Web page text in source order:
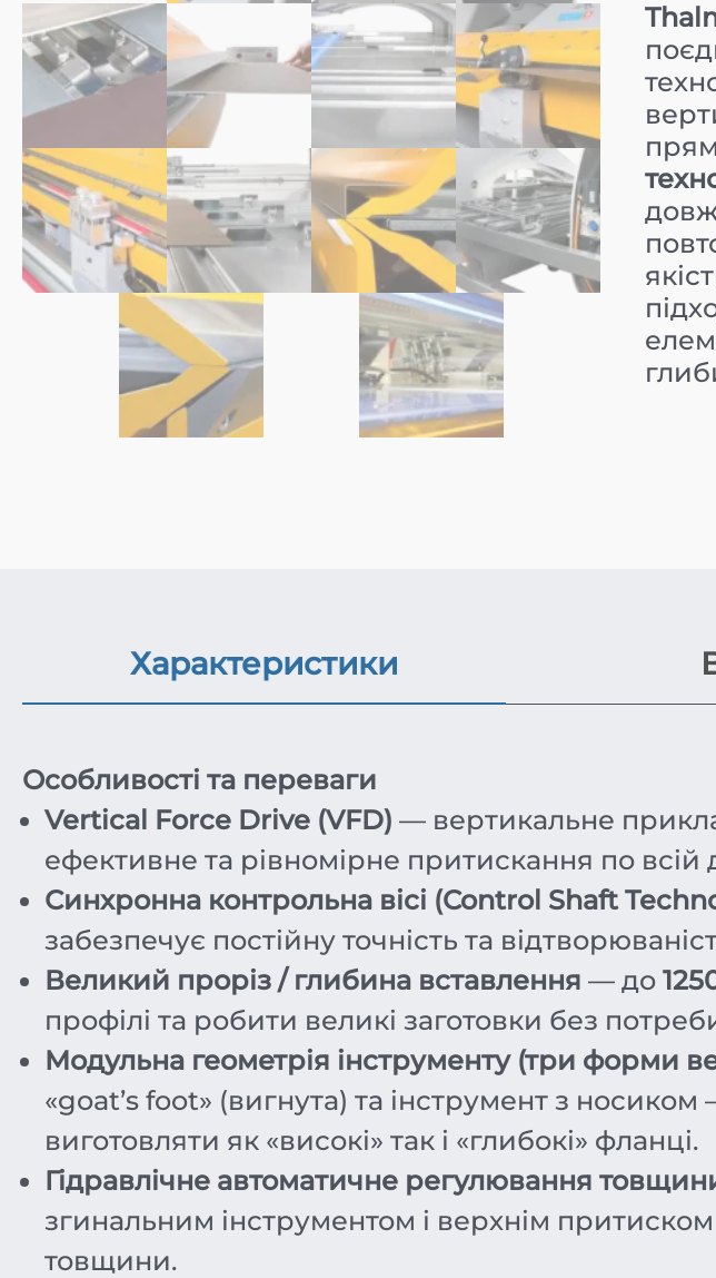
Характеристики
Особливості та переваги
Vertical Force Drive (VFD) — вертикальне
ефективне та рівномірне притискання по всій
Синхронна контрольна вісі (Control Shaft
забезпечує постійну точність та
Великий проріз / глибина вставлення — до
профілі та робити великі заготовки без
Модульна геометрія інструменту (три форми
«goat’s foot» (вигнута) та інструмент з
виготовляти як «високі» так і «глибокі» фланці.
Гідравлічне автоматичне регулювання
згинальним інструментом і верхнім притиском
товщини.